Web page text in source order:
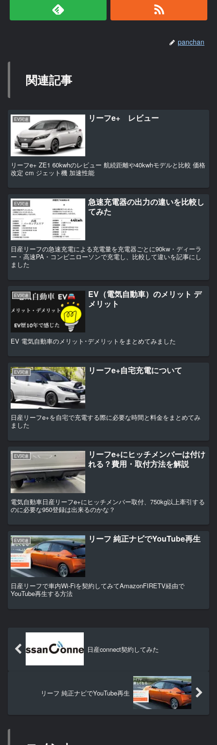
panchan
関連記事
EV関連 リーフe+ レビュー
リーフe+ ZE1 60kwhのレビュー 航続距離や40kwhモデルと比較 価格
改定 cm ジェット機 加速性能
EV関連
急速充電器の出力の違いを比較し
てみた
日産リーフの急速充電による充電量を充電器ごとに90kw・ディーラ
ー・高速PA・コンビニローソンで充電し、比較して違いを記事にし
ました
EV関連
EV（電気自動車）のメリット デ
メリット
EV 電気自動車のメリット･デメリットをまとめてみました
EV関連 リーフe+自宅充電について
日産リーフe+を自宅で充電する際に必要な時間と料金をまとめてみ
ました
EV関連
リーフe+にヒッチメンバーは付け
れる？費用・取付方法を解説
電気自動車日産リーフe+にヒッチメンバー取付、750kg以上牽引する
のに必要な950登録は出来るのかな？
EV関連 リーフ 純正ナビでYouTube再生
日産リーフで車内Wi-Fiを契約してみてAmazonFIRETV経由で
YouTube再生する方法
日産connect契約してみた
リーフ 純正ナビでYouTube再生